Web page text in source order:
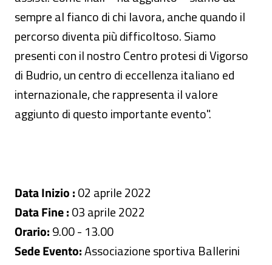
sempre al fianco di chi lavora, anche quando il
percorso diventa più difficoltoso. Siamo
presenti con il nostro Centro protesi di Vigorso
di Budrio, un centro di eccellenza italiano ed
internazionale, che rappresenta il valore
aggiunto di questo importante evento".
Data Inizio :02 aprile 2022
Data Fine :03 aprile 2022
Orario:9.00 - 13.00
Sede Evento:Associazione sportiva Ballerini